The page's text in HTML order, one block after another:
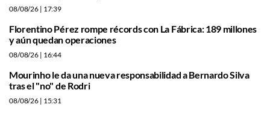
08/08/26 | 17:39
Florentino Pérez rompe récords con La Fábrica: 189 millones
y aún quedan operaciones
08/08/26 | 16:44
Mourinho le da una nueva responsabilidad a Bernardo Silva
tras el "no" de Rodri
08/08/26 | 15:31